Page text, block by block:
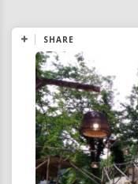
SHARE